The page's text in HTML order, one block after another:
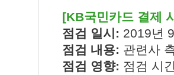
[KB국민카드 결제
점검 일시: 2019년
점검 내용: 관련사
점검 영향: 점검 시